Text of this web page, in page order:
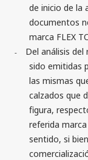
de inicio de la
documentos
marca FLEX
-
Del análisis
sido emitidas
las mismas
calzados que
figura,
referida
sentido, si